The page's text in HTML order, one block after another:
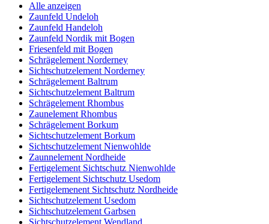
Alle anzeigen
Zaunfeld Undeloh
Zaunfeld Handeloh
Zaunfeld Nordik mit Bogen
Friesenfeld mit Bogen
Schrägelement Norderney
Sichtschutzelement Norderney
Schrägelement Baltrum
Sichtschutzelement Baltrum
Schrägelement Rhombus
Zaunelement Rhombus
Schrägelement Borkum
Sichtschutzelement Borkum
Sichtschutzelement Nienwohlde
Zaunnelement Nordheide
Fertigelement Sichtschutz Nienwohlde
Fertigelement Sichtschutz Usedom
Fertigelemenent Sichtschutz Nordheide
Sichtschutzelement Usedom
Sichtschutzelement Garbsen
Sichtschutzelement Wendland